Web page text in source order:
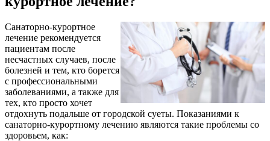
Санаторно-курортное
лечение рекомендуется
пациентам после
несчастных случаев, после
болезней и тем, кто борется
с профессиональными
заболеваниями, а также для
тех, кто просто хочет
отдохнуть подальше от городской суеты. Показаниями к
санаторно-курортному лечению являются такие проблемы со
здоровьем, как: